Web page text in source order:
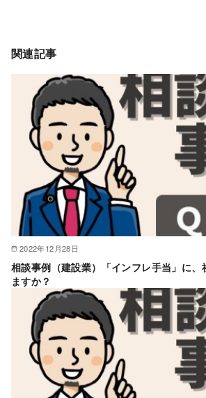
関連記事
2022年12月28日
相談事例（建設業）「インフレ手当」に、
ますか？